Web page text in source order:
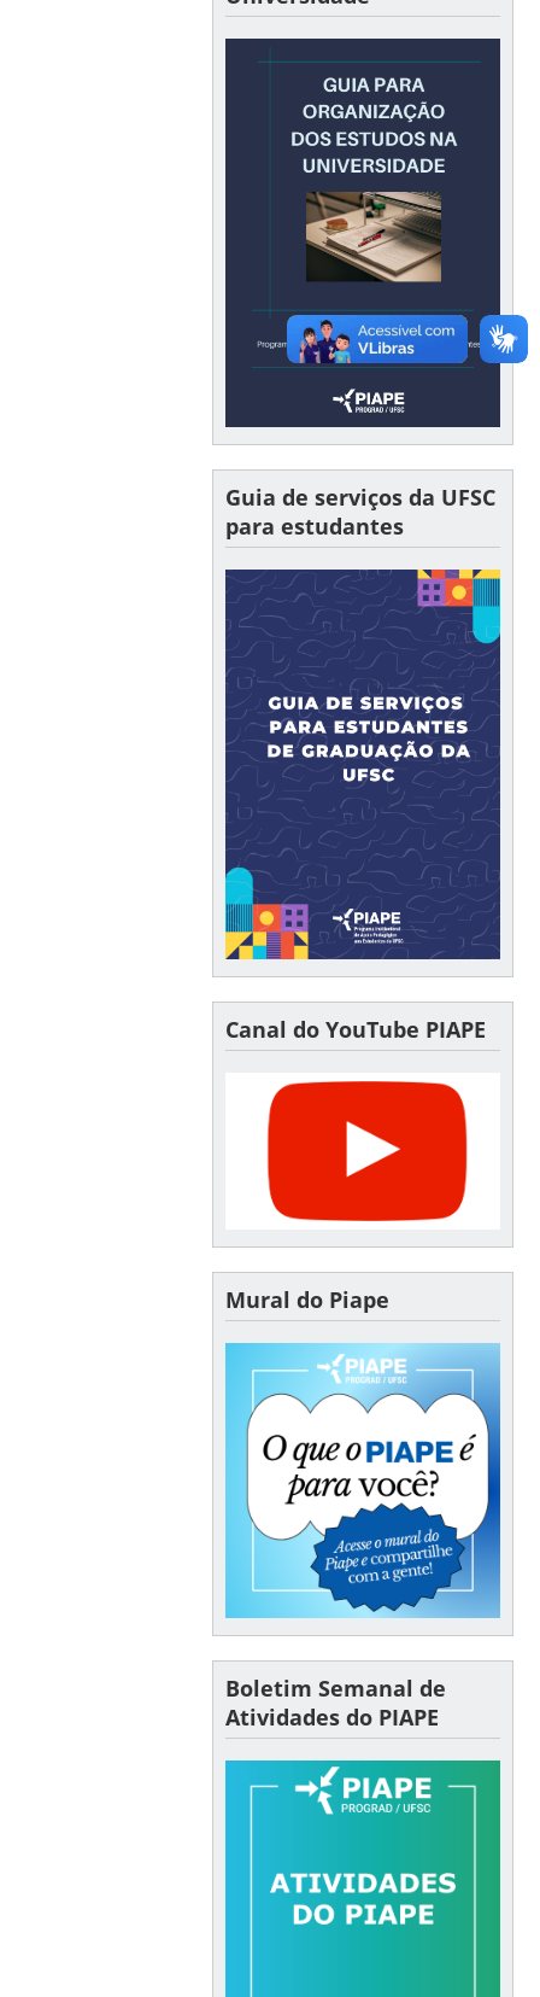
Guia de serviços da UFSC
para estudantes
Canal do YouTube PIAPE
Mural do Piape
Boletim Semanal de
Atividades do PIAPE